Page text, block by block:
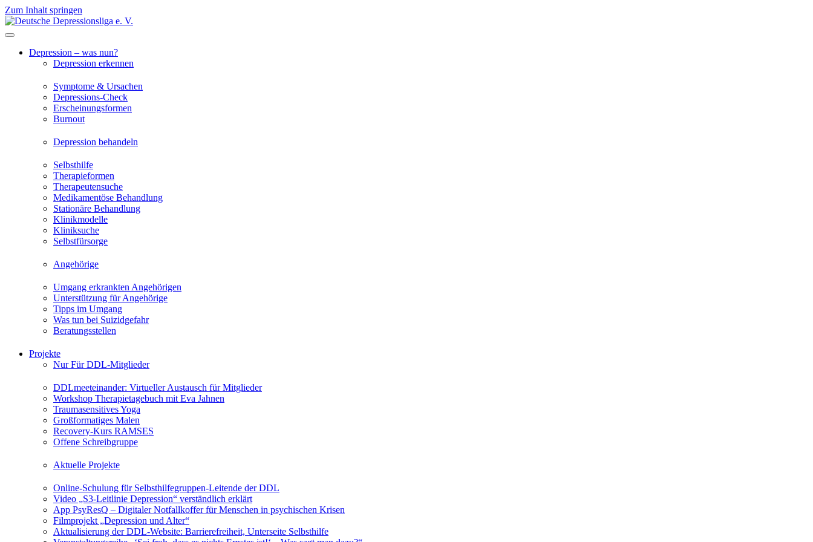
Zum Inhalt springen
Depression – was nun?
Depression erkennen
Symptome & Ursachen
Depressions-Check
Erscheinungsformen
Burnout
Depression behandeln
Selbsthilfe
Therapieformen
Therapeutensuche
Medikamentöse Behandlung
Stationäre Behandlung
Klinikmodelle
Kliniksuche
Selbstfürsorge
Angehörige
Umgang erkrankten Angehörigen
Unterstützung für Angehörige
Tipps im Umgang
Was tun bei Suizidgefahr
Beratungsstellen
Projekte
Nur Für DDL-Mitglieder
DDLmeeteinander: Virtueller Austausch für Mitglieder
Workshop Therapietagebuch mit Eva Jahnen
Traumasensitives Yoga
Großformatiges Malen
Recovery-Kurs RAMSES
Offene Schreibgruppe
Aktuelle Projekte
Online-Schulung für Selbsthilfegruppen-Leitende der DDL
Video „S3-Leitlinie Depression“ verständlich erklärt
App PsyResQ – Digitaler Notfallkoffer für Menschen in psychischen Krisen
Filmprojekt „Depression und Alter“
Aktualisierung der DDL-Website: Barrierefreiheit, Unterseite Selbsthilfe